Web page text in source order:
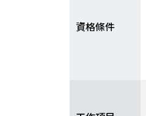
資格條件